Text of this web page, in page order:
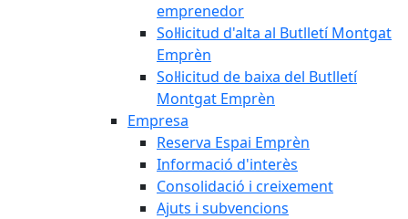
emprenedor
Sol·licitud d'alta al Butlletí Montgat
Emprèn
Sol·licitud de baixa del Butlletí
Montgat Emprèn
Empresa
Reserva Espai Emprèn
Informació d'interès
Consolidació i creixement
Ajuts i subvencions